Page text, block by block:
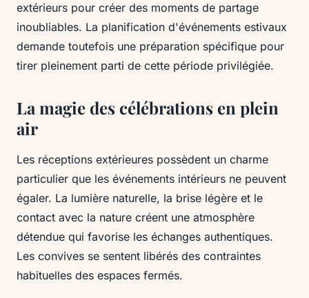
extérieurs pour créer des moments de partage
inoubliables. La planification d'événements estivaux
demande toutefois une préparation spécifique pour
tirer pleinement parti de cette période privilégiée.
La magie des célébrations en plein
air
Les réceptions extérieures possèdent un charme
particulier que les événements intérieurs ne peuvent
égaler. La lumière naturelle, la brise légère et le
contact avec la nature créent une atmosphère
détendue qui favorise les échanges authentiques.
Les convives se sentent libérés des contraintes
habituelles des espaces fermés.